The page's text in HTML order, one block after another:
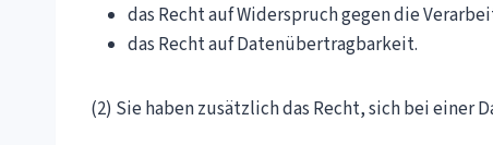
das Recht auf Widerspruch gegen die
das Recht auf Datenübertragbarkeit.
(2) Sie haben zusätzlich das Recht, sich bei einer